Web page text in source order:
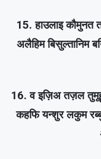
15. हाउलाइ कौमुनत
अलैहिम बिसुल्तानिम
16. व इज़िअ तज़ल
कहफि यन्शुर लकुम